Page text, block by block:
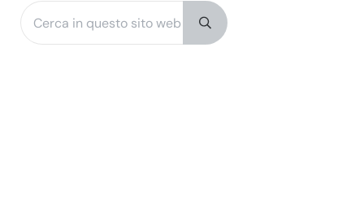
Sidebar
Submit search